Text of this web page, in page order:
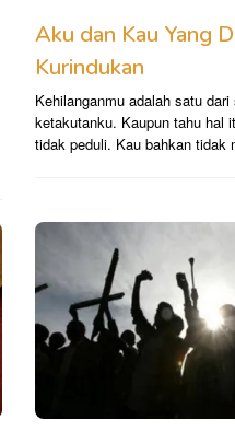
Aku dan Kau Yang
Kurindukan
Kehilanganmu adalah satu
ketakutanku. Kaupun tahu hal
tidak peduli. Kau bahkan tidak